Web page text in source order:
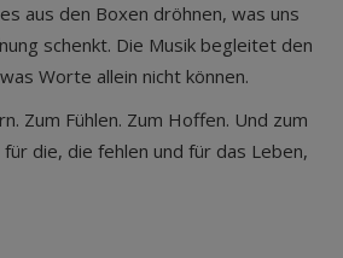
aus den Boxen dröhnen, was uns
schenkt. Die Musik begleitet den
Worte allein nicht können.
Zum Fühlen. Zum Hoffen. Und zum
die, die fehlen und für das Leben,